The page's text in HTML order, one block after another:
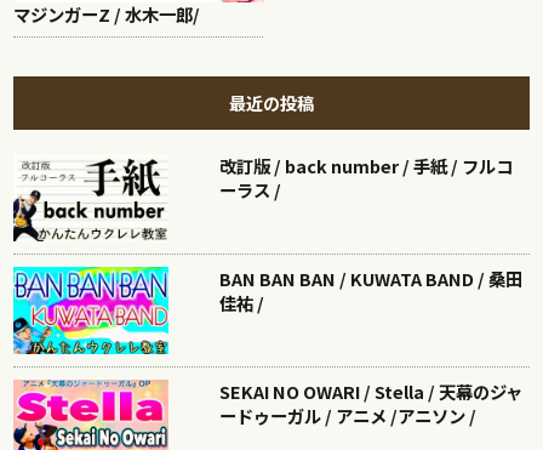
マジンガーZ / 水木一郎/
最近の投稿
改訂版 / back number / 手紙 / フルコ
ーラス /
BAN BAN BAN / KUWATA BAND / 桑田
佳祐 /
SEKAI NO OWARI / Stella / 天幕のジャ
ードゥーガル / アニメ /アニソン /